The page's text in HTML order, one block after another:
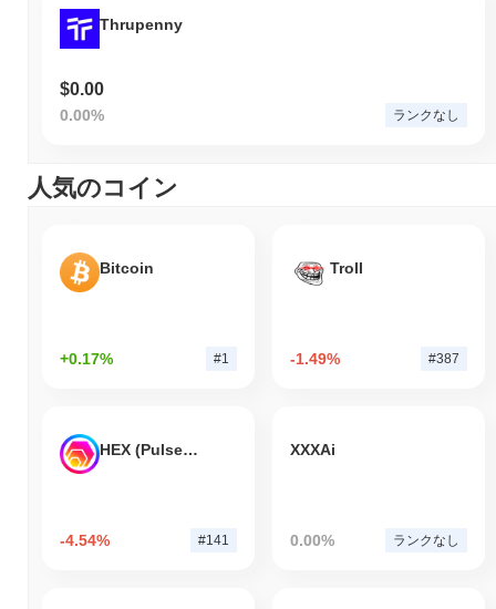
Thrupenny
$0.00
0.00% ランクなし
人気のコイン
Bitcoin
+0.17% #1
Troll
-1.49% #387
HEX (Pulsechain)
-4.54% #141
XXXAi
0.00% ランクなし